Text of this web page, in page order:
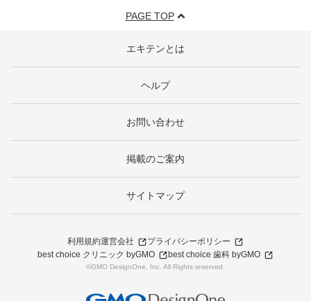
PAGE TOP
エキテンとは
ヘルプ
お問い合わせ
掲載のご案内
サイトマップ
利用規約運営会社
プライバシーポリシー
best choice クリニック byGMO
best choice 歯科 byGMO
©GMO DesignOne, Inc. All Rights reserved.